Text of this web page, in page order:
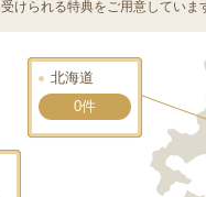
けられる特典をご用意していま
北海道
0件